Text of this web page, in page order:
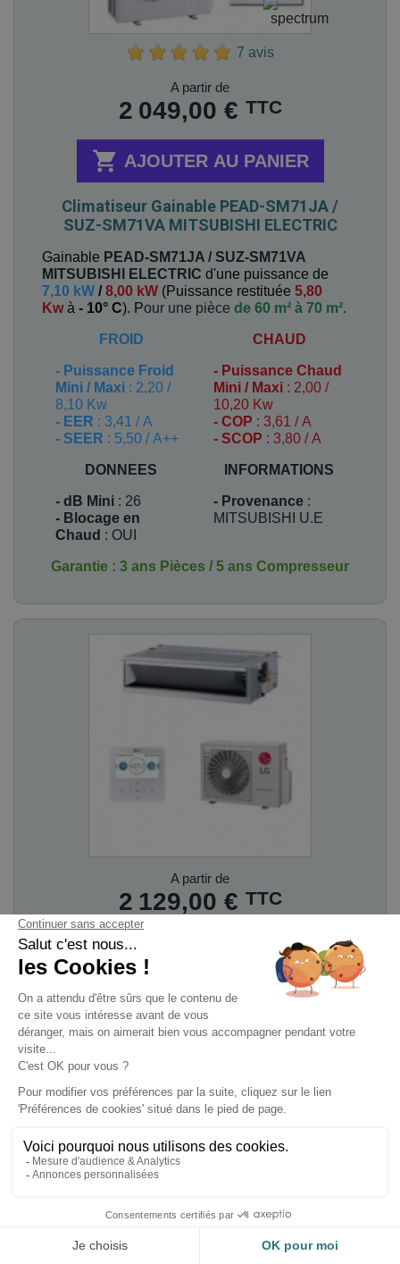
7 avis
A partir de
2 049,00 € TTC
 AJOUTER AU PANIER
Climatiseur Gainable PEAD-SM71JA /
SUZ-SM71VA MITSUBISHI ELECTRIC
Gainable PEAD-SM71JA / SUZ-SM71VA
MITSUBISHI ELECTRIC d'une puissance de
7,10 kW /8,00 kW (Puissance restituée 5,80
Kwà - 10° C). Pour une pièce de 60 m² à 70 m².
FROID
- Puissance Froid
Mini / Maxi : 2,20 /
8,10 Kw
- EER : 3,41 / A
- SEER : 5,50 / A++
CHAUD
- Puissance Chaud
Mini / Maxi : 2,00 /
10,20 Kw
- COP : 3,61 / A
- SCOP : 3,80 / A
DONNEES
- dB Mini : 26
- Blocage en
Chaud : OUI
INFORMATIONS
- Provenance :
MITSUBISHI U.E
Garantie : 3 ans Pièces / 5 ans Compresseur
A partir de
2 129,00 € TTC
 AJOUTER AU PANIER
Climatisation Gainable CM18F.N10 /
UUB1.U20 LG CLIMATISATION
Gainable
CLIMATISATION
C). Pour une piècede 45 m² à 50 m².
-Puissance Froid
Mini / Maxi: 2.0 / 5.8
: 3.75 / A
- COP : 3.30 / A